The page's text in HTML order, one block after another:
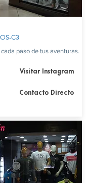
C3
paso de tus aventuras.
Visitar Instagram
Contacto Directo